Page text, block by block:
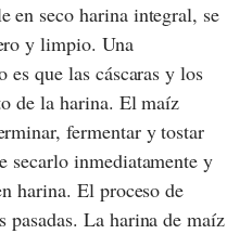
en seco harina integral, se
y limpio. Una
es que las cáscaras y los
de la harina. El maíz
fermentar y tostar
secarlo inmediatamente y
harina. El proceso de
pasadas. La harina de maíz